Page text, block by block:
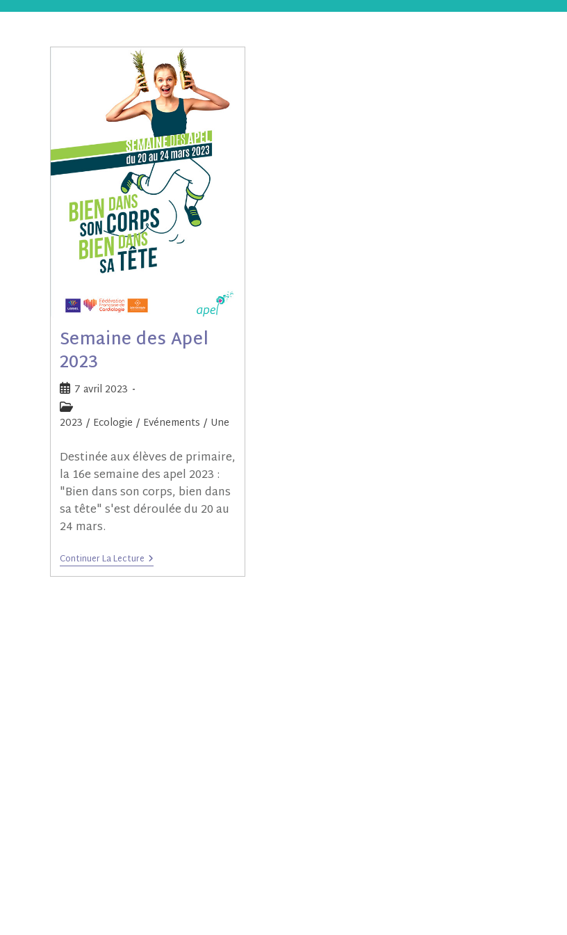
Semaine des Apel
2023
7 avril 2023
2023 / Ecologie / Evénements / Une
Destinée aux élèves de primaire,
la 16e semaine des apel 2023 :
"Bien dans son corps, bien dans
sa tête" s'est déroulée du 20 au
24 mars.
Continuer La Lecture